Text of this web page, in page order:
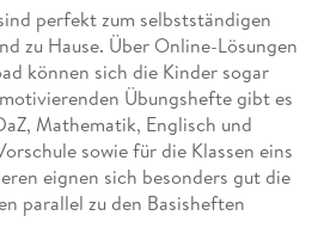
perfekt zum selbstständigen
zu Hause. Über Online-Lösungen
können sich die Kinder sogar
Übungshefte gibt es
Mathematik, Englisch und
sowie für die Klassen eins
eignen sich besonders gut die
parallel zu den Basisheften